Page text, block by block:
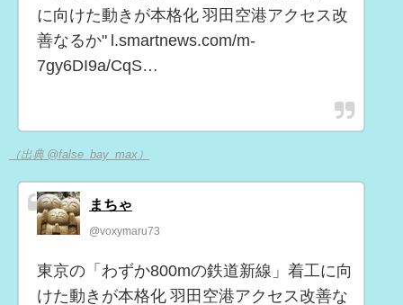
に向けた動きが本格化 羽田空港アクセス改
善なるか" l.smartnews.com/m-
7gy6DI9a/CqS…
（出典 @false_bay_max）
まちゃ
@voxymaru73
東京の「わずか800mの鉄道新線」着工に向
けた動きが本格化 羽田空港アクセス改善な